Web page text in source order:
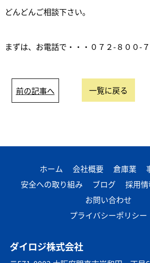
どんどんご相談下さい。
まずは、お電話で・・・０７２-８００-
前の記事へ 一覧に戻る
ホーム 会社概要 倉庫業
安全への取り組み
ブログ 採用
お問い合わせ
プライバシーポリシー
ダイロジ株式会社